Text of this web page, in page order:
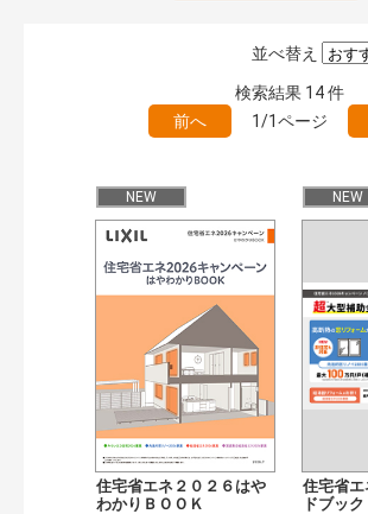
絞り込みの解除
旧版（WEBカタ
キーワード検索（あいまい）
おすすめハッシュタグ
まずはここから（4）
施工イメージ・
リフォームおすすめ（14）
省エネ住宅関連（
補助金・優遇制度を知る（2）
カタログ一覧＆
カテゴリー
窓・シャッター（14）
玄関ドア・引戸
インテリア建材（10）
エクステリア（3
並べ替え
検索結果 14件
前へ
1/1ページ
NEW
住宅省エネ２０２６はや
わかりＢＯＯＫ
NEW
住宅省
ドブック